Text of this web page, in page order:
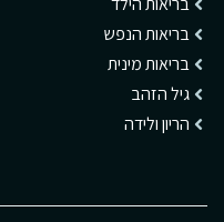
בריאות הנפש
בריאות מינית
גיל הזהב
הריון ולידה